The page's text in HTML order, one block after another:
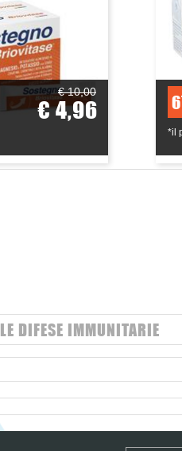
€ 10,00
€ 4,96
*il
LE DIFESE IMMUNITARIE